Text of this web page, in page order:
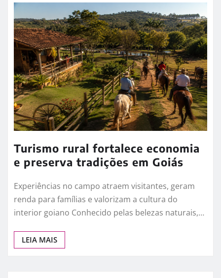
Como começar uma criação de galinhas
caipiras: guia completo para pequenos
produtores